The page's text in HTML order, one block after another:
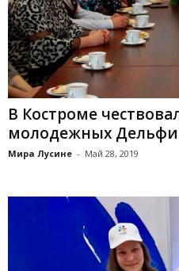
В Костроме
молодежных
Мира Лусине - Май 28, 2019